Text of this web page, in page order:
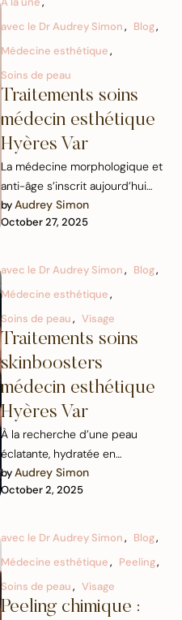
avec le Dr Audrey Simon, Blog,
Médecine esthétique,
Soins de peau
Traitements soins
médecin esthétique
Hyères Var
La médecine morphologique et
anti-âge s’inscrit aujourd’hui
pleinement dans nos modes de
vie. Elle offre une approche
by Audrey Simon
October 27, 2025
avec le Dr Audrey Simon, Blog,
Médecine esthétique,
Soins de peau, Visage
Traitements soins
skinboosters
médecin esthétique
Hyères Var
À la recherche d’une peau
éclatante, hydratée en
profondeur et visiblement
repulpée ? Le Dr Audrey Simon
by Audrey Simon
October 2, 2025
avec le Dr Audrey Simon, Blog,
Médecine esthétique, Peeling,
Soins de peau, Visage
Peeling chimique :